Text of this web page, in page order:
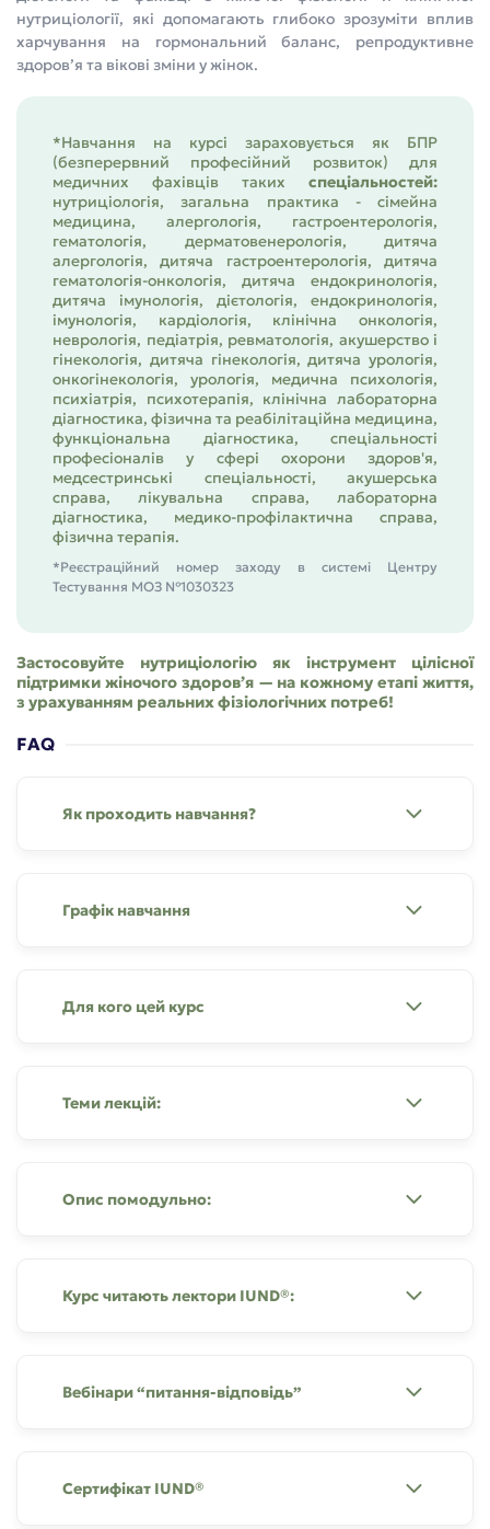
нутриціології, які допомагають глибоко зрозуміти вплив
харчування на гормональний баланс, репродуктивне
здоров’я та вікові зміни у жінок.
*Навчання на курсі зараховується як БПР
(безперервний професійний розвиток) для
медичних фахівців таких спеціальностей:
нутриціологія, загальна практика - сімейна
медицина, алергологія, гастроентерологія,
гематологія, дерматовенерологія, дитяча
алергологія, дитяча гастроентерологія, дитяча
гематологія-онкологія, дитяча ендокринологія,
дитяча імунологія, дієтологія, ендокринологія,
імунологія, кардіологія, клінічна онкологія,
неврологія, педіатрія, ревматологія, акушерство і
гінекологія, дитяча гінекологія, дитяча урологія,
онкогінекологія, урологія, медична психологія,
психіатрія, психотерапія, клінічна лабораторна
діагностика, фізична та реабілітаційна медицина,
функціональна діагностика, спеціальності
професіоналів у сфері охорони здоров'я,
медсестринські спеціальності, акушерська
справа, лікувальна справа, лабораторна
діагностика, медико-профілактична справа,
фізична терапія.
*Реєстраційний номер заходу в системі Центру
Тестування МОЗ №1030323
Застосовуйте нутриціологію як інструмент цілісної
підтримки жіночого здоров’я — на кожному етапі життя,
з урахуванням реальних фізіологічних потреб!
FAQ
Як проходить навчання?
Графік навчання
Для кого цей курс
Теми лекцій:
Опис помодульно:
Курс читають лектори IUND®:
Вебінари “питання-відповідь”
Сертифікат IUND®